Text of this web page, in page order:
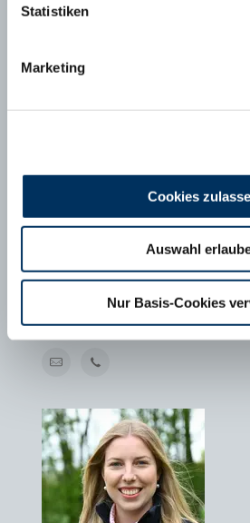
Statistiken
Marketing
Cookies
Auswahl
Nur Basis-Cookies
MAXIMILIAN SCHÄFER
Geschäftsführer FHB e.V., Bonn
T +49 228 6294799-1